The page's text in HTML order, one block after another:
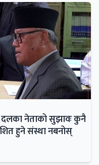
दलका नेताको सुझावः कुनै
हुने संस्था नबनोस्